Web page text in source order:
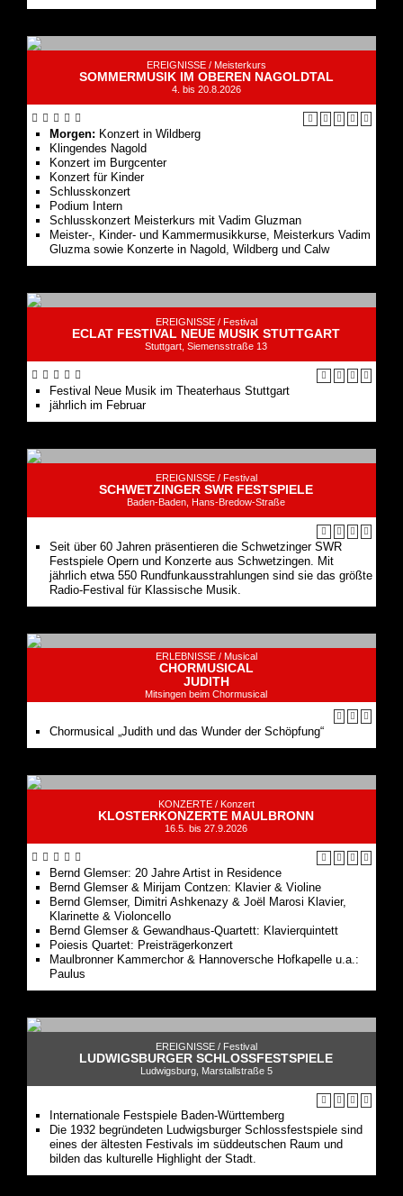
EREIGNISSE / Meisterkurs
SOMMERMUSIK IM OBEREN NAGOLDTAL
4. bis 20.8.2026
Morgen: Konzert in Wildberg
Klingendes Nagold
Konzert im Burgcenter
Konzert für Kinder
Schlusskonzert
Podium Intern
Schlusskonzert Meisterkurs mit Vadim Gluzman
Meister-, Kinder- und Kammermusikkurse, Meisterkurs Vadim
Gluzma sowie Konzerte in Nagold, Wildberg und Calw
EREIGNISSE / Festival
ECLAT FESTIVAL NEUE MUSIK STUTTGART
Stuttgart, Siemensstraße 13
Festival Neue Musik im Theaterhaus Stuttgart
jährlich im Februar
EREIGNISSE / Festival
SCHWETZINGER SWR FESTSPIELE
Baden-Baden, Hans-Bredow-Straße
Seit über 60 Jahren präsentieren die Schwetzinger SWR
Festspiele Opern und Konzerte aus Schwetzingen. Mit
jährlich etwa 550 Rundfunkausstrahlungen sind sie das größte
Radio-Festival für Klassische Musik.
ERLEBNISSE / Musical
CHORMUSICAL
JUDITH
Mitsingen beim Chormusical
Chormusical „Judith und das Wunder der Schöpfung“
KONZERTE / Konzert
KLOSTERKONZERTE MAULBRONN
16.5. bis 27.9.2026
Bernd Glemser: 20 Jahre Artist in Residence
Bernd Glemser & Mirijam Contzen: Klavier & Violine
Bernd Glemser, Dimitri Ashkenazy & Joël Marosi Klavier,
Klarinette & Violoncello
Bernd Glemser & Gewandhaus-Quartett: Klavierquintett
Poiesis Quartet: Preisträgerkonzert
Maulbronner Kammerchor & Hannoversche Hofkapelle u.a.:
Paulus
EREIGNISSE / Festival
LUDWIGSBURGER SCHLOSSFESTSPIELE
Ludwigsburg, Marstallstraße 5
Internationale Festspiele Baden-Württemberg
Die 1932 begründeten Ludwigsburger Schlossfestspiele sind
eines der ältesten Festivals im süddeutschen Raum und
bilden das kulturelle Highlight der Stadt.